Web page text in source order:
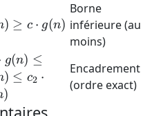
) ≥ c ⋅ g(n)
Borne
inférieure (au
moins)
g(n) ≤
) ≤ c2 ⋅
)
Encadrement
(ordre exact)